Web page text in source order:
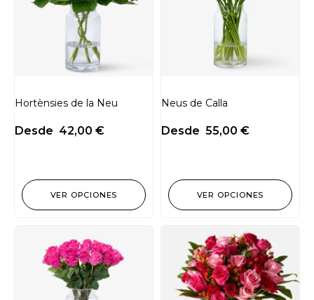
Hortènsies de la Neu
Desde 42,00 €
VER OPCIONES
Neus de Calla
Desde 55,00 €
VER OPCIONES